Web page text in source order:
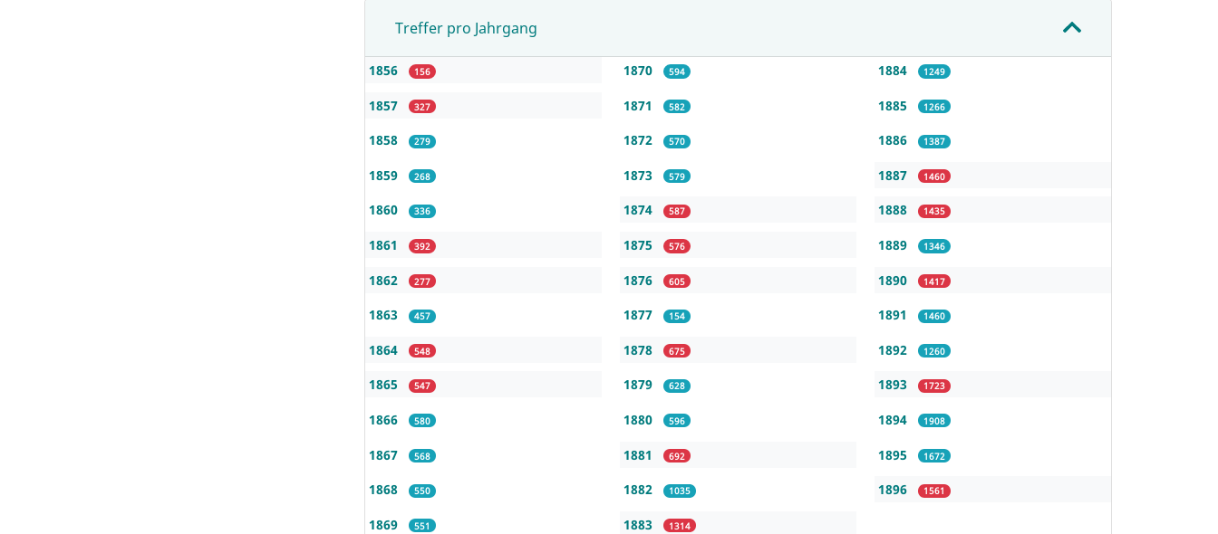
Treffer pro Jahrgang
1856 156
1857 327
1858 279
1859 268
1860 336
1861 392
1862 277
1863 457
1864 548
1865 547
1866 580
1867 568
1868 550
1869 551
1870 594
1871 582
1872 570
1873 579
1874 587
1875 576
1876 605
1877 154
1878 675
1879 628
1880 596
1881 692
1882 1035
1883 1314
1884 1249
1885 1266
1886 1387
1887 1460
1888 1435
1889 1346
1890 1417
1891 1460
1892 1260
1893 1723
1894 1908
1895 1672
1896 1561